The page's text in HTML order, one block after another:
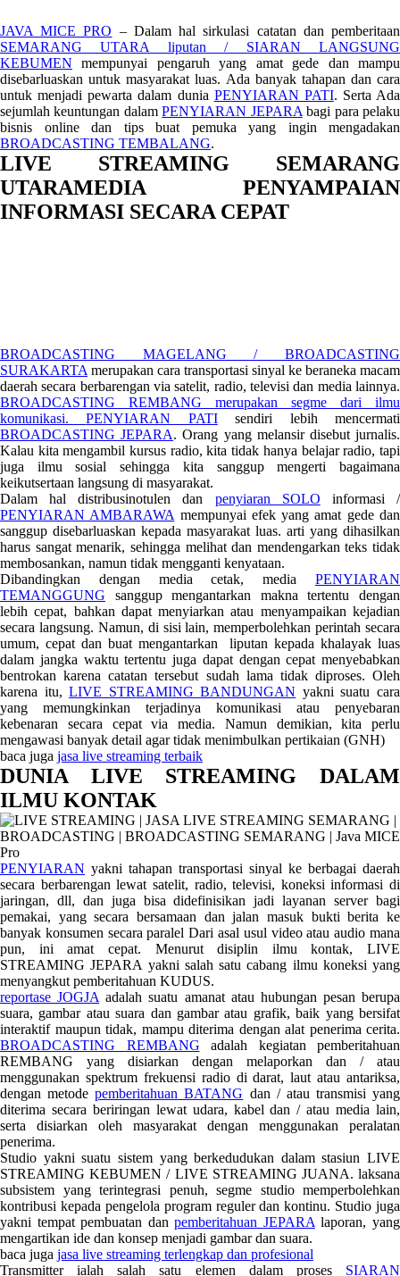
JAVA MICE PRO – Dalam hal sirkulasi catatan dan pemberitaan
SEMARANG UTARA liputan / SIARAN LANGSUNG
KEBUMEN mempunyai pengaruh yang amat gede dan mampu
disebarluaskan untuk masyarakat luas. Ada banyak tahapan dan cara
untuk menjadi pewarta dalam dunia PENYIARAN PATI. Serta Ada
sejumlah keuntungan dalamPENYIARAN JEPARA bagi para pelaku
bisnis online dan tips buat pemuka yang ingin mengadakan
BROADCASTING TEMBALANG.
LIVE STREAMING SEMARANG
UTARAMEDIA PENYAMPAIAN
INFORMASI SECARA CEPAT
BROADCASTING MAGELANG / BROADCASTING
SURAKARTA merupakan cara transportasi sinyal ke beraneka macam
daerah secara berbarengan via satelit, radio, televisi dan media lainnya.
BROADCASTING REMBANG merupakan segme dari ilmu
komunikasi.PENYIARAN PATIsendiri lebih mencermati
BROADCASTING JEPARA. Orang yang melansir disebut jurnalis.
Kalau kita mengambil kursus radio, kita tidak hanya belajar radio, tapi
juga ilmu sosial sehingga kita sanggup mengerti bagaimana
keikutsertaan langsung di masyarakat.
Dalam hal distribusinotulen dan penyiaran SOLO informasi /
PENYIARAN AMBARAWA mempunyai efek yang amat gede dan
sanggup disebarluaskan kepada masyarakat luas. arti yang dihasilkan
harus sangat menarik, sehingga melihat dan mendengarkan teks tidak
membosankan, namun tidak mengganti kenyataan.
Dibandingkan dengan media cetak, media PENYIARAN
TEMANGGUNG sanggup mengantarkan makna tertentu dengan
lebih cepat, bahkan dapat menyiarkan atau menyampaikan kejadian
secara langsung. Namun, di sisi lain, memperbolehkan perintah secara
umum, cepat dan buat mengantarkan liputan kepada khalayak luas
dalam jangka waktu tertentu juga dapat dengan cepat menyebabkan
bentrokan karena catatan tersebut sudah lama tidak diproses. Oleh
karena itu,LIVE STREAMING BANDUNGAN yakni suatu cara
yang memungkinkan terjadinya komunikasi atau penyebaran
kebenaran secara cepat via media. Namun demikian, kita perlu
mengawasi banyak detail agar tidak menimbulkan pertikaian (GNH)
baca juga jasa live streaming terbaik
DUNIA LIVE STREAMING DALAM
ILMU KONTAK
PENYIARAN yakni tahapan transportasi sinyal ke berbagai daerah
secara berbarengan lewat satelit, radio, televisi, koneksi informasi di
jaringan, dll, dan juga bisa didefinisikan jadi layanan server bagi
pemakai, yang secara bersamaan dan jalan masuk bukti berita ke
banyak konsumen secara paralel Dari asal usul video atau audio mana
pun, ini amat cepat. Menurut disiplin ilmu kontak, LIVE
STREAMING JEPARA yakni salah satu cabang ilmu koneksi yang
menyangkut pemberitahuan KUDUS.
reportase JOGJA adalah suatu amanat atau hubungan pesan berupa
suara, gambar atau suara dan gambar atau grafik, baik yang bersifat
interaktif maupun tidak, mampu diterima dengan alat penerima cerita.
BROADCASTING REMBANG adalah kegiatan pemberitahuan
REMBANG yang disiarkan dengan melaporkan dan / atau
menggunakan spektrum frekuensi radio di darat, laut atau antariksa,
dengan metodepemberitahuan BATANG dan / atau transmisi yang
diterima secara beriringan lewat udara, kabel dan / atau media lain,
serta disiarkan oleh masyarakat dengan menggunakan peralatan
penerima.
Studio yakni suatu sistem yang berkedudukan dalam stasiun LIVE
STREAMING KEBUMEN / LIVE STREAMING JUANA. laksana
subsistem yang terintegrasi penuh, segme studio memperbolehkan
kontribusi kepada pengelola program reguler dan kontinu. Studio juga
yakni tempat pembuatan danpemberitahuan JEPARA laporan, yang
mengartikan ide dan konsep menjadi gambar dan suara.
baca juga jasa live streaming terlengkap dan profesional
Transmitter ialah salah satu elemen dalam proses SIARAN